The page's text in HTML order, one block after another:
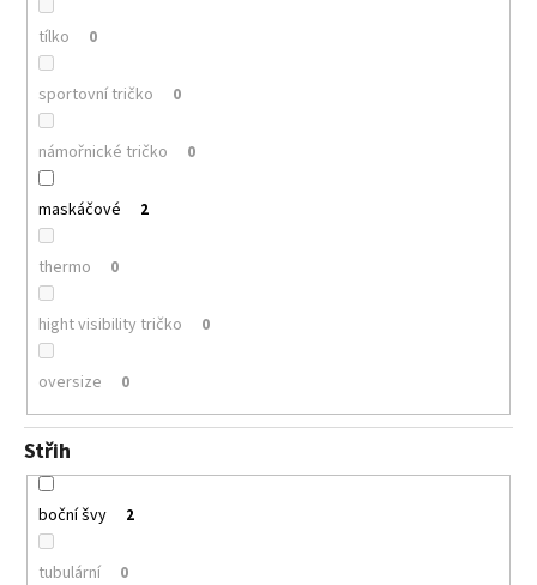
tílko 0
sportovní tričko 0
námořnické tričko 0
maskáčové 2
thermo 0
hight visibility tričko 0
oversize 0
Střih
boční švy 2
tubulární 0